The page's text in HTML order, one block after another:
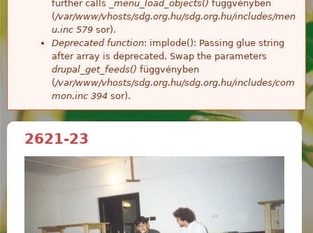
further calls
_menu_load_objects() függvényben
(/var/www/vhosts/sdg.org.hu/sdg.org.hu/includes/men
u.inc 579 sor).
Deprecated function: implode(): Passing glue string
after array is deprecated. Swap the parameters
drupal_get_feeds() függvényben
(/var/www/vhosts/sdg.org.hu/sdg.org.hu/includes/com
mon.inc 394 sor).
2621-23